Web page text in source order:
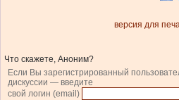
версия для
Что скажете, Аноним?
Если Вы зарегистрированный
дискуссии — введите
свой логин (email)